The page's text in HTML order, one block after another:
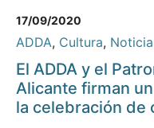
17/09/2020
ADDA, Cultura,
El ADDA y el
Alicante firman
la celebración de